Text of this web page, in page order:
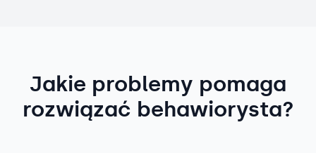
Jakie problemy pomaga
rozwiązać behawiorysta?